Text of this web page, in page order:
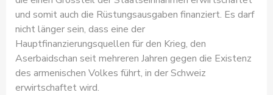
und somit auch die Rüstungsausgaben finanziert. Es darf
nicht länger sein, dass eine der
Hauptfinanzierungsquellen für den Krieg, den
Aserbaidschan seit mehreren Jahren gegen die Existenz
des armenischen Volkes führt, in der Schweiz
erwirtschaftet wird.